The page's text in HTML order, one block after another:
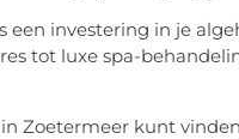
een investering in je
tot luxe spa-
Zoetermeer kunt